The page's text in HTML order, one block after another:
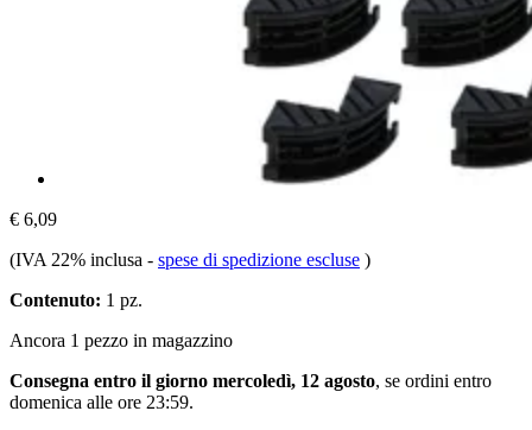
€ 6,09
(IVA 22% inclusa - spese di spedizione escluse )
Contenuto: 1 pz.
Ancora 1 pezzo in magazzino
Consegna entro il giorno mercoledì, 12 agosto, se ordini entro
domenica alle ore 23:59.